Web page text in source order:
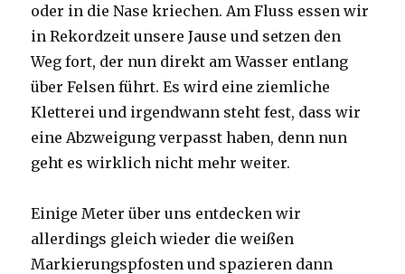
oder in die Nase kriechen. Am Fluss essen wir
in Rekordzeit unsere Jause und setzen den
Weg fort, der nun direkt am Wasser entlang
über Felsen führt. Es wird eine ziemliche
Kletterei und irgendwann steht fest, dass wir
eine Abzweigung verpasst haben, denn nun
geht es wirklich nicht mehr weiter.
Einige Meter über uns entdecken wir
allerdings gleich wieder die weißen
Markierungspfosten und spazieren dann